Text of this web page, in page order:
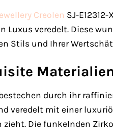
Creolen SJ-
veredelt. Diese
Stils und Ihrer
bestechen durch ihr
veredelt mit einer
Die funkelnden